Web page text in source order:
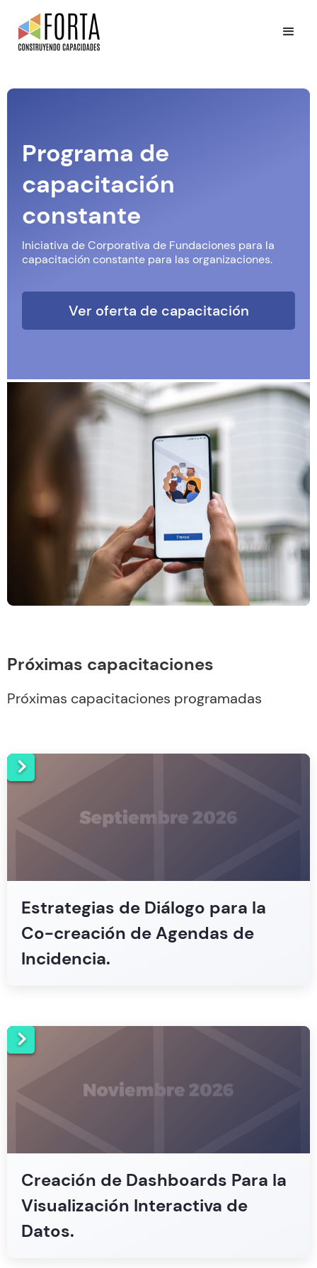
Programa de
capacitación
constante
Iniciativa de Corporativa de Fundaciones para la
capacitación constante para las organizaciones.
Ver oferta de capacitación
Próximas capacitaciones
Próximas capacitaciones programadas
Estrategias de Diálogo para la
Co-creación de Agendas de
Incidencia.
Creación de Dashboards Para la
Visualización Interactiva de
Datos.